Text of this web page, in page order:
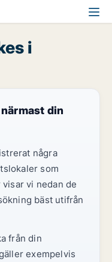
i
din
några
som
vi nedan de
bäst utifrån
från din
exempelvis